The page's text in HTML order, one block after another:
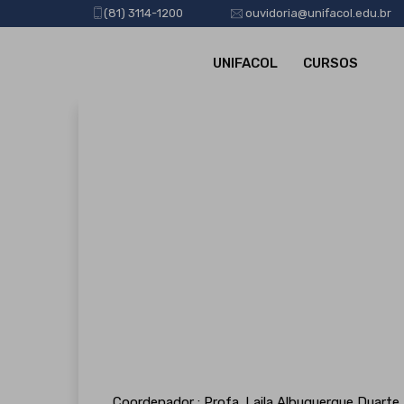
(81) 3114-1200 ouvidoria@unifacol.edu.br
UNIFACOL CURSOS